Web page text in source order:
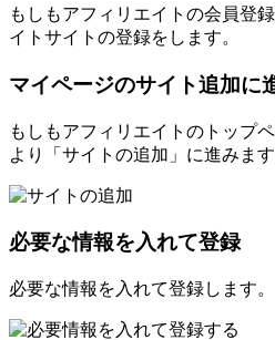
もしもアフィリエイトの会員登
イトサイトの登録をします。
マイページのサイト追加に
もしもアフィリエイトのトップ
より「サイトの追加」に進みます
必要な情報を入れて登録
必要な情報を入れて登録します。